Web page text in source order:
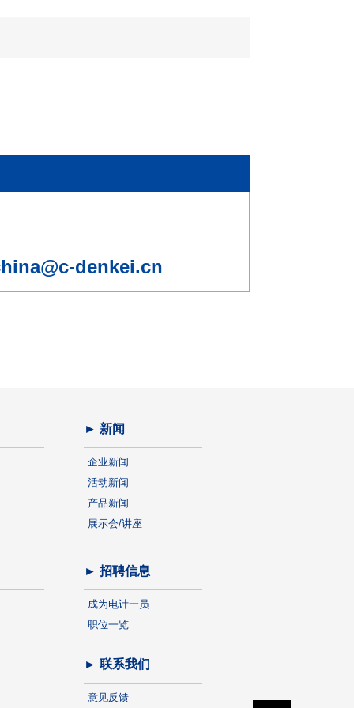
denkei.cn
► 新闻
企业新闻
活动新闻
产品新闻
展示会/讲座
► 招聘信息
成为电计一员
职位一览
► 联系我们
意见反馈